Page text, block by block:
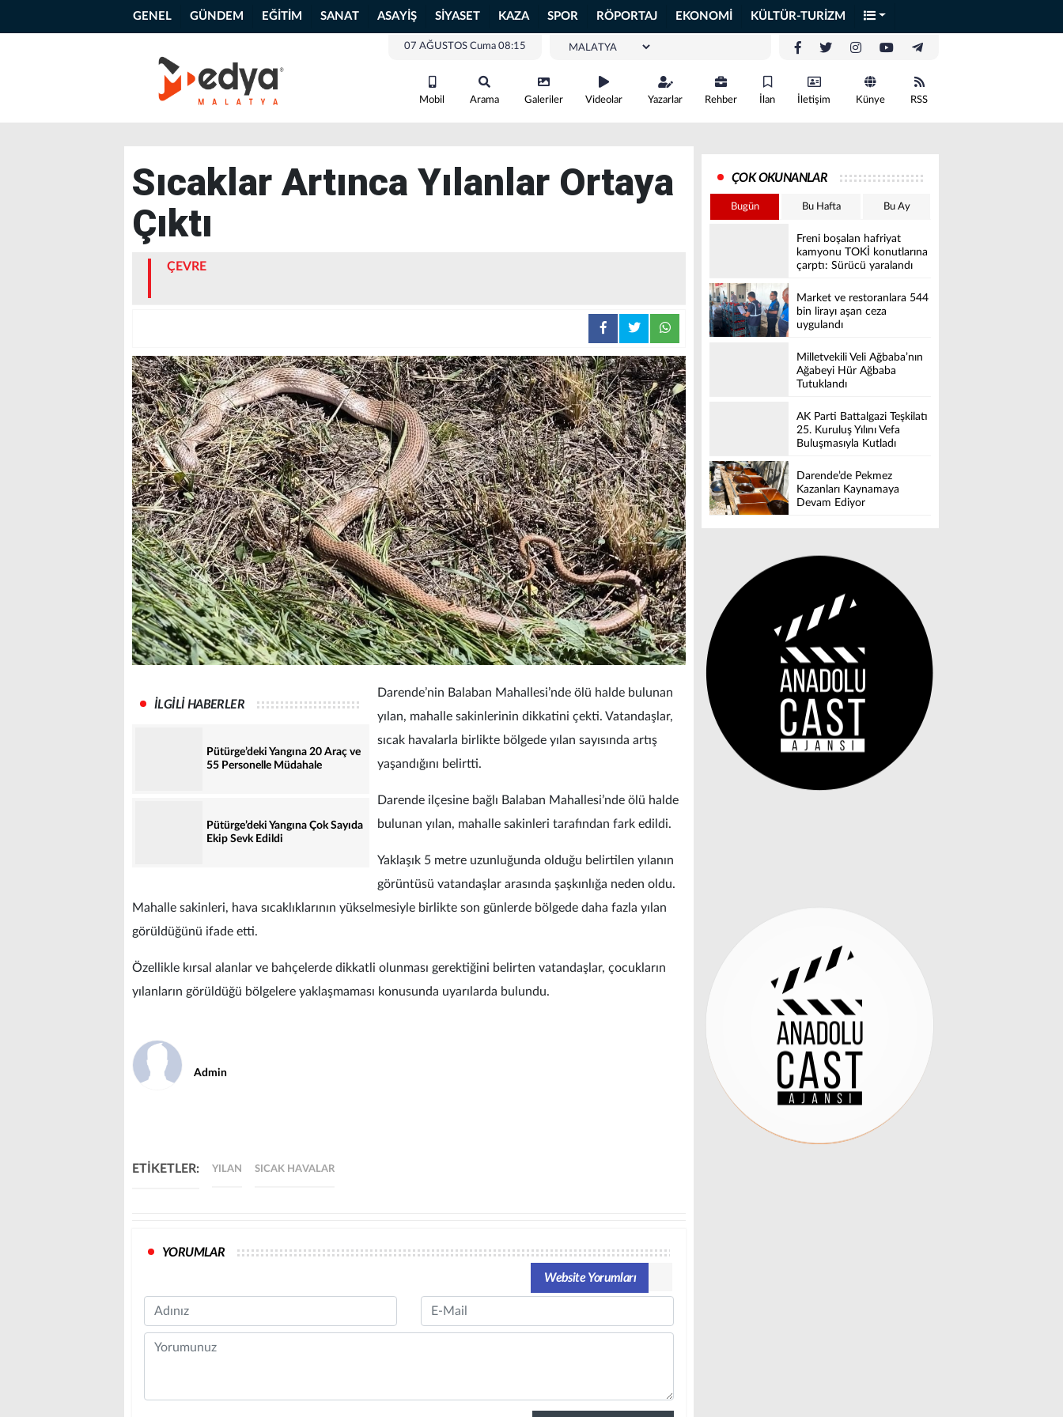
GENEL GÜNDEM EĞİTİM SANAT ASAYİŞ SİYASET KAZA SPOR RÖPORTAJ EKONOMİ KÜLTÜR-TURİZM
07 AĞUSTOS Cuma 08:15
Mobil Arama Galeriler Videolar Yazarlar Rehber İlan İletişim Künye RSS
Sıcaklar Artınca Yılanlar Ortaya
Çıktı
ÇEVRE
İLGİLİ HABERLER
Pütürge’deki Yangına 20 Araç ve
55 Personelle Müdahale
Pütürge’deki Yangına Çok Sayıda
Ekip Sevk Edildi
Darende’nin Balaban Mahallesi’nde ölü halde bulunan
yılan, mahalle sakinlerinin dikkatini çekti. Vatandaşlar,
sıcak havalarla birlikte bölgede yılan sayısında artış
yaşandığını belirtti.
Darende ilçesine bağlı Balaban Mahallesi’nde ölü halde
bulunan yılan, mahalle sakinleri tarafından fark edildi.
Yaklaşık 5 metre uzunluğunda olduğu belirtilen yılanın
görüntüsü vatandaşlar arasında şaşkınlığa neden oldu.
Mahalle sakinleri, hava sıcaklıklarının yükselmesiyle birlikte son günlerde bölgede daha fazla yılan
görüldüğünü ifade etti.
Özellikle kırsal alanlar ve bahçelerde dikkatli olunması gerektiğini belirten vatandaşlar, çocukların
yılanların görüldüğü bölgelere yaklaşmaması konusunda uyarılarda bulundu.
Admin
ETİKETLER: YILAN SICAK HAVALAR
YORUMLAR
Website Yorumları
Name Email
Comment
ÇOK OKUNANLAR
Bugün Bu Hafta Bu Ay
Freni boşalan hafriyat
kamyonu TOKİ konutlarına
çarptı: Sürücü yaralandı
Market ve restoranlara 544
bin lirayı aşan ceza
uygulandı
Milletvekili Veli Ağbaba’nın
Ağabeyi Hür Ağbaba
Tutuklandı
AK Parti Battalgazi Teşkilatı
25. Kuruluş Yılını Vefa
Buluşmasıyla Kutladı
Darende’de Pekmez
Kazanları Kaynamaya
Devam Ediyor